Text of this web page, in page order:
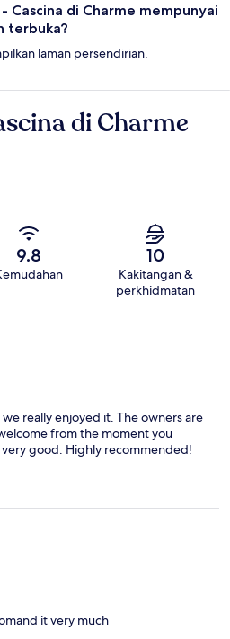
Cascina di Charme mempunyai
terbuka?
laman persendirian.
di Charme
9.8 10
Kakitangan &
perkhidmatan
really enjoyed it. The owners are
from the moment you
very good. Highly recommended!
it very much